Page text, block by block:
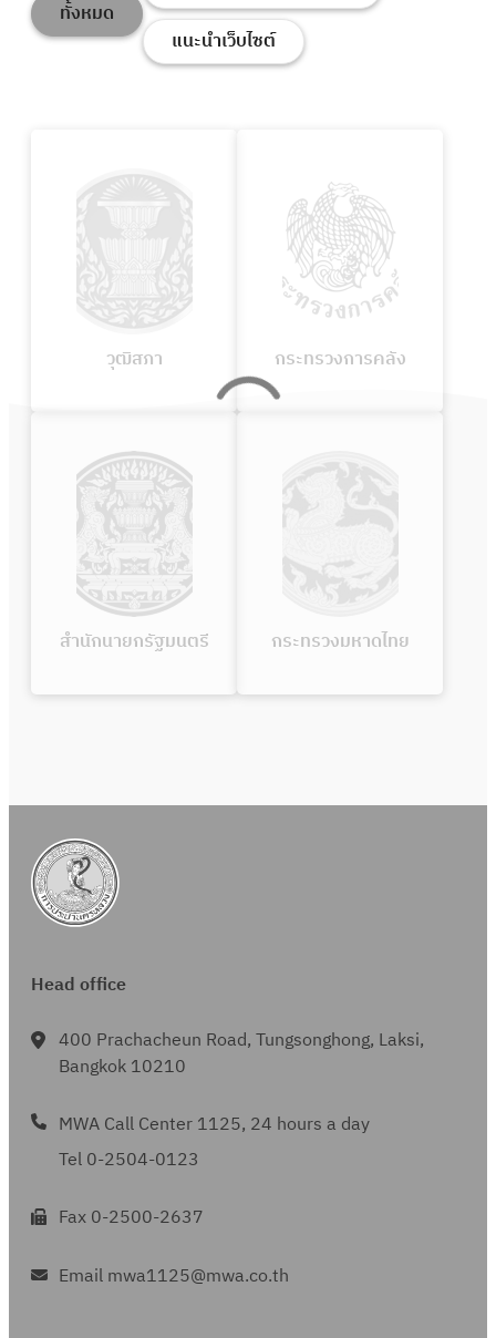
ทั้งหมด
แนะนำเว็บไซต์
วุฒิสภา กระทรวงการคลัง
สำนักนายกรัฐมนตรี
รัฐมนตรี
กระทรวงมหาดไทย
Head office
400 Prachacheun Road, Tungsonghong, Laksi,
Bangkok 10210
MWA Call Center 1125, 24 hours a day
Tel 0-2504-0123
Fax 0-2500-2637
Email mwa1125@mwa.co.th